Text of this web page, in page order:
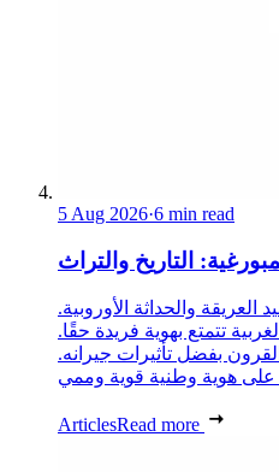
5 Aug 2026·6 min read
التاريخ والتراث
العريقة والحداثة الأوروبية.
تتمتع بهوية فريدة حقًا.
بفضل تأثيرات جيرانه.
ArticlesRead more